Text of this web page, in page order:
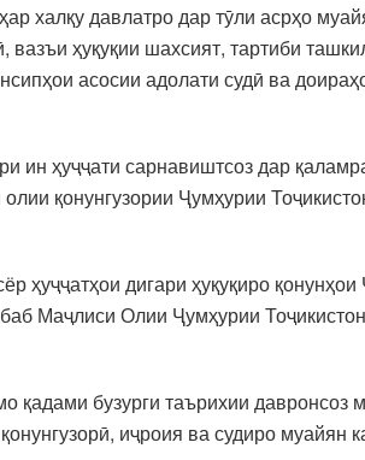
халқу давлатро дар тӯли асрҳо
ҳуқуқии шахсият, тартиби
асосии адолати судӣ ва
ин ҳуҷҷати сарнавиштсоз дар
қонунгузории Ҷумҳурии
ҳуҷҷатҳои дигари ҳуқуқиро
Маҷлиси Олии Ҷумҳурии
қадами бузурги таърихии давронсоз
иҷроия ва судиро муайян